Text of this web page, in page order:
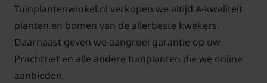
Tuinplantenwinkel.nl verkopen we altijd A-kwaliteit
planten en bomen van de allerbeste kwekers.
Daarnaast geven we aangroei garantie op uw
Prachtriet en alle andere tuinplanten die we online
aanbieden.